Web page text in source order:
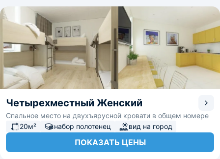
Четырехместный Женский
Спальное место на двухъярусной кровати в общем номере
20м²
набор полотенец вид на город
ПОКАЗАТЬ ЦЕНЫ